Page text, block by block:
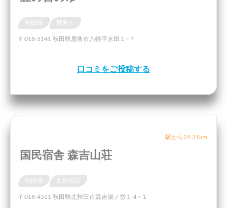
鹿角市
〒018-5141 秋田県鹿角市八幡平永田１−７
口コミをご投稿する
駅から24.21km
国民宿舎 森吉山荘
〒018-4511 秋田県北秋田市森吉湯ノ岱１４−１